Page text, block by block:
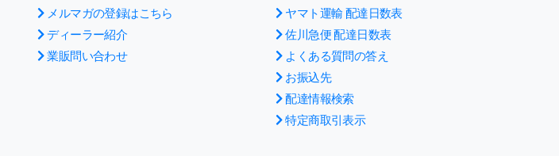
メルマガの登録はこちら
ディーラー紹介
業販問い合わせ
ヤマト運輸 配達日数表
佐川急便 配達日数表
よくある質問の答え
お振込先
配達情報検索
特定商取引表示